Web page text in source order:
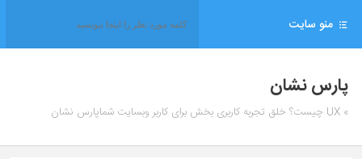
منو سایت
پارس نشان
» UX چیست؟ خلق تجربه کاربری بخش برای کاربر وبسایت شماپارس نشان